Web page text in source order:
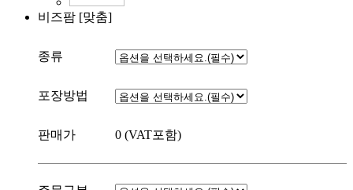
비즈팜 [맞춤]
종류
포장방법
판매가 0 (VAT포함)